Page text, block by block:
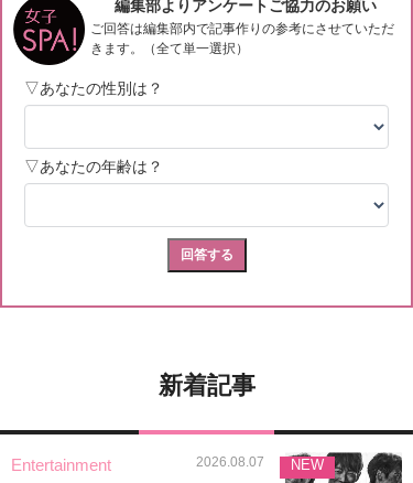
新着記事
Entertainment 2026.08.07 NEW